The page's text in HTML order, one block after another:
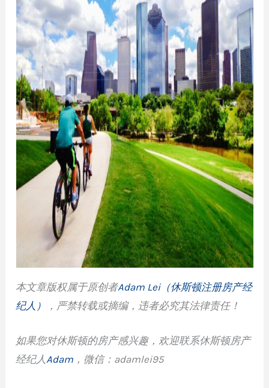
本文章版权属于原创者Adam Lei（休斯顿注册房产经
纪人）
，严禁转载或摘编，违者必究其法律责任！
如果您对休斯顿的房产感兴趣，欢迎联系休斯顿房产
经纪人Adam ， 微信：adamlei95